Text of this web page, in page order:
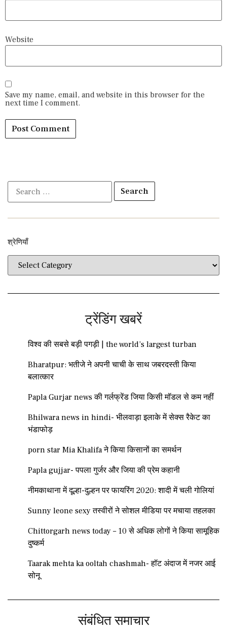
Website
Save my name, email, and website in this browser for the
next time I comment.
श्रेणियाँ​​
ट्रेंडिंग खबरें
विश्व की सबसे बड़ी पगड़ी | the world’s largest turban
Bharatpur: भतीजे ने अपनी चाची के साथ जबरदस्ती किया
बलात्कार
Papla Gurjar news की गर्लफ्रेंड जिया किसी मॉडल से कम नहीं
Bhilwara news in hindi- भीलवाड़ा इलाके में सेक्स रैकेट का
भंडाफोड़
porn star Mia Khalifa ने किया किसानों का समर्थन
Papla gujjar- पपला गुर्जर और जिया की प्रेम कहानी
नीमकाथाना में दूल्हा-दुल्हन पर फायरिंग 2020: शादी में चली गोलियां
Sunny leone sexy तस्वीरों ने सोशल मीडिया पर मचाया तहलका
Chittorgarh news today – 10 से अधिक लोगों ने किया सामूहिक
दुष्कर्म
Taarak mehta ka ooltah chashmah- हॉट अंदाज में नजर आई
सोनू
संबंधित समाचार